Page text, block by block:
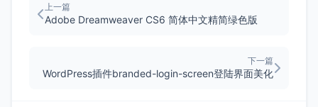
上一篇
Adobe Dreamweaver CS6 简体中文精简绿色版
下一篇
WordPress插件branded-login-screen登陆界面美化